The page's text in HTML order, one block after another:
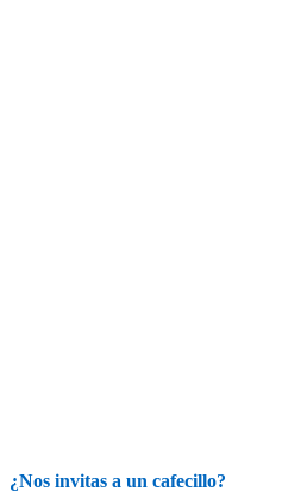
¿Nos invitas a un cafecillo?